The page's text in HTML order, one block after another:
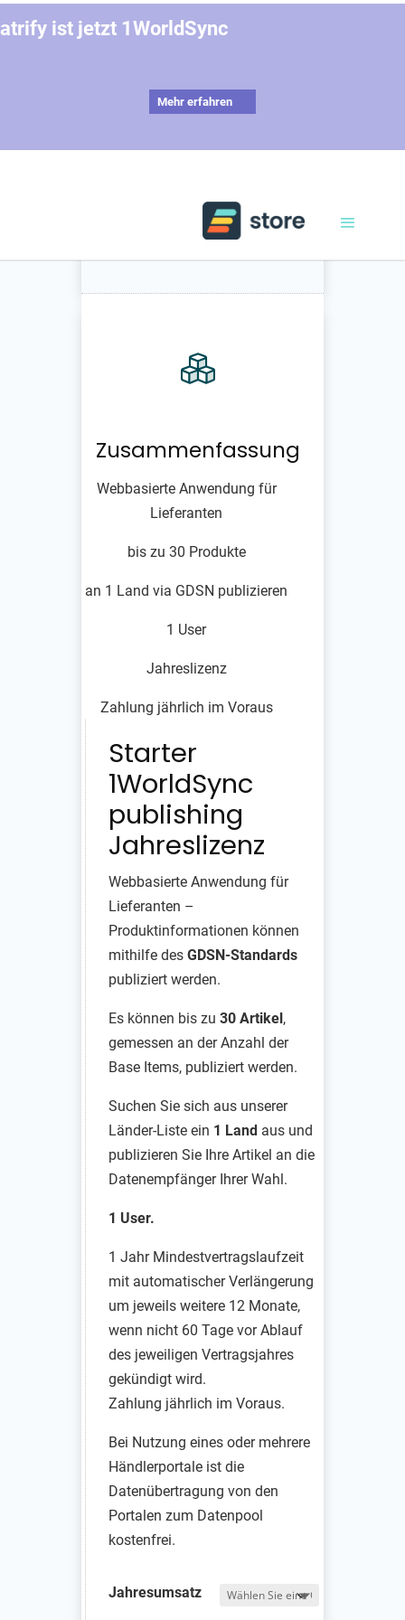
atrify ist jetzt 1WorldSync
Mehr erfahren
Bestellungen
abschließen
Zusammenfassung
Webbasierte Anwendung für
Lieferanten
bis zu 30 Produkte
an 1 Land via GDSN publizieren
1 User
Jahreslizenz
Zahlung jährlich im Voraus
Starter
1WorldSync
publishing
Jahreslizenz
Webbasierte Anwendung für
Lieferanten –
Produktinformationen können
mithilfe desGDSN-Standards
publiziert werden.
Es können bis zu30 Artikel,
gemessen an der Anzahl der
Base Items, publiziert werden.
Suchen Sie sich aus unserer
Länder-Liste ein 1 Land aus und
publizieren Sie Ihre Artikel an die
Datenempfänger Ihrer Wahl.
1 User.
1 Jahr Mindestvertragslaufzeit
mit automatischer Verlängerung
um jeweils weitere 12 Monate,
wenn nicht 60 Tage vor Ablauf
des jeweiligen Vertragsjahres
gekündigt wird.
Zahlung jährlich im Voraus.
Bei Nutzung eines oder mehrere
Händlerportale ist die
Datenübertragung von den
Portalen zum Datenpool
kostenfrei.
Jahresumsatz